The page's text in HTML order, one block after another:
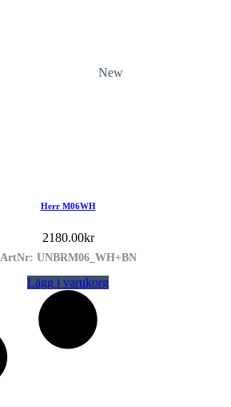
New
Herr M06WH
2180.00kr
ArtNr: UNBRM06_WH+BN
Lägg i varukorg